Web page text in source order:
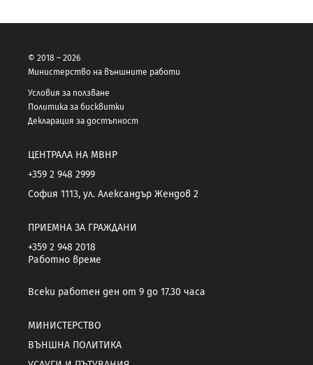
© 2018 – 2026
Министерство на външните работи
Условия за ползване
Политика за бисквитки
Декларация за достъпност
ЦЕНТРАЛА НА МВНР
+359 2 948 2999
София 1113, ул. Александър Жендов 2
ПРИЕМНА ЗА ГРАЖДАНИ
+359 2 948 2018
Работно време
Всеки работен ден от 9 до 17.30 часа
МИНИСТЕРСТВО
ВЪНШНА ПОЛИТИКА